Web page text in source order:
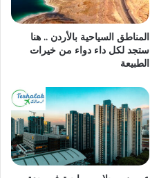
المناطق السياحية بالأردن .. هنا
ستجد لكل داء دواء من خيرات
الطبيعة